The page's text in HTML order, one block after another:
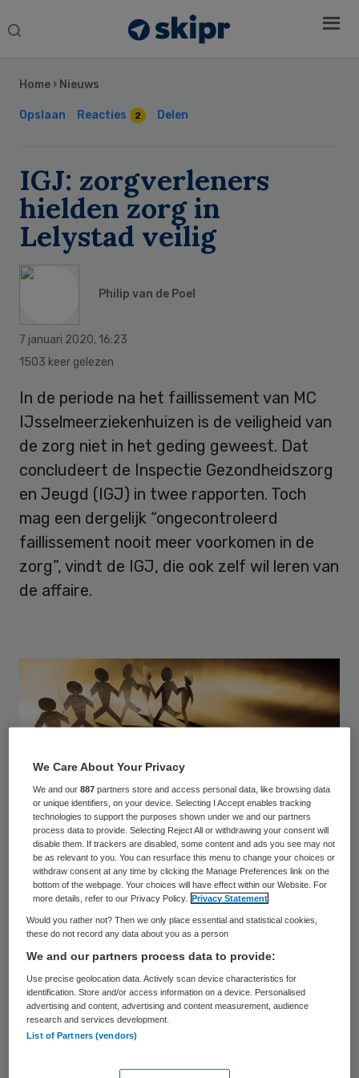
Search
Home › Nieuws
Opslaan Reacties 2 Delen
IGJ: zorgverleners
hielden zorg in
Lelystad veilig
Philip van de Poel
7 januari 2020, 16:23
1503 keer gelezen
In de periode na het faillissement van MC
IJsselmeerziekenhuizen is de veiligheid van
de zorg niet in het geding geweest. Dat
concludeert de Inspectie Gezondheidszorg
en Jeugd (IGJ) in twee rapporten. Toch
mag een dergelijk “ongecontroleerd
faillissement nooit meer voorkomen in de
zorg”, vindt de IGJ, die ook zelf wil leren van
de affaire.
Ondanks het uitblijven van grote problemen
merkt de IGJ op dat het faillissement tot
onrust en ingrijpende wijzigingen in het
zorgaanbodleidde, zoals het verdwijnen
van de afdeling klinische verloskunde in
Lelystad. “Dat bracht risico’s met zich mee”,
aldus de IGJ.
Sidebar
We Care About Your Privacy
We and our887 partners store and access personal data, like browsing data
or unique identifiers, on your device. Selecting I Accept enables tracking
technologies to support the purposes shown under we and our partners
process data to provide. Selecting Reject All or withdrawing your consent will
disable them. If trackers are disabled, some content and ads you see may not
be as relevant to you. You can resurface this menu to change your choices or
withdraw consent at any time by clicking the Manage Preferences link on the
bottom of the webpage. Your choices will have effect within our Website. For
more details, refer to our Privacy Policy.
Privacy Statement
Would you rather not? Then we only place essential and statistical cookies,
these do not record any data about you as a person
We and our partners process data to provide:
Use precise geolocation data. Actively scan device characteristics for
identification. Store and/or access information on a device. Personalised
advertising and content, advertising and content measurement, audience
research and services development.
List of Partners (vendors)